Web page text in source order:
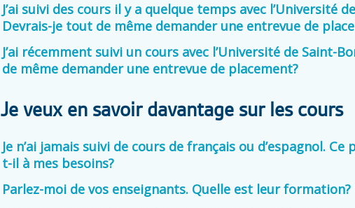
J’ai suivi des cours il y a quelque temps avec l’Université
Devrais-je tout de même demander une entrevue de
J’ai récemment suivi un cours avec l’Université de Saint-
de même demander une entrevue de placement?
Je veux en savoir davantage sur les cours
Je n’ai jamais suivi de cours de français ou d’espagnol.
t-il à mes besoins?
Parlez-moi de vos enseignants. Quelle est leur formation?